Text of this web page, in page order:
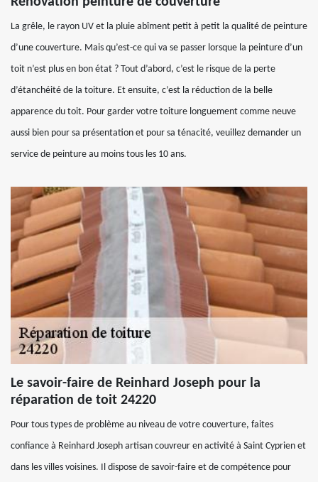
La grêle, le rayon UV et la pluie abîment petit à petit la qualité de peinture
d’une couverture. Mais qu’est-ce qui va se passer lorsque la peinture d’un
toit n’est plus en bon état ? Tout d’abord, c’est le risque de la perte
d’étanchéité de la toiture. Et ensuite, c’est la réduction de la belle
apparence du toit. Pour garder votre toiture longuement comme neuve
aussi bien pour sa présentation et pour sa ténacité, veuillez demander un
service de peinture au moins tous les 10 ans.
Le savoir-faire de Reinhard Joseph pour la
réparation de toit 24220
Pour tous types de problème au niveau de votre couverture, faites
confiance à Reinhard Joseph artisan couvreur en activité à Saint Cyprien et
dans les villes voisines. Il dispose de savoir-faire et de compétence pour